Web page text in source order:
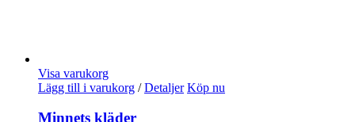
Visa varukorg
Lägg till i varukorg / Detaljer Köp nu
Minnets kläder